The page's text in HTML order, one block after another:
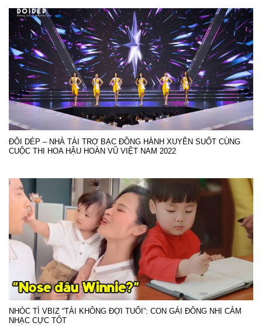
ĐÔI DÉP – NHÀ TÀI TRỢ BẠC ĐỒNG HÀNH XUYÊN SUỐT CÙNG
CUỘC THI HOA HẬU HOÀN VŨ VIỆT NAM 2022
NHÓC TÌ VBIZ “TÀI KHÔNG ĐỢI TUỔI”: CON GÁI ĐÔNG NHI CẢM
NHẠC CỰC TỐT